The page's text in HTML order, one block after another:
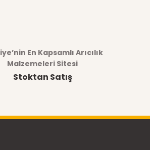
En Kapsamlı Arıcılık
Malzemeleri Sitesi
Stoktan Satış